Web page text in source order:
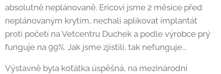
absolutně neplánovaně. Ericovi jsme 2 měsíce před
neplánovaným krytím, nechali aplikovat implantát
proti početí na Vetcentru Duchek a podle výrobce prý
funguje na 99%. Jak jsme zjistili, tak nefunguje...
Výstavně byla koťátka úspěšná, na mezinárodní